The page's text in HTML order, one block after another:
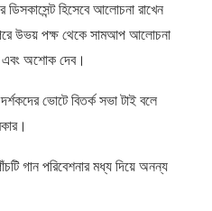
হিসেবে আলোচনা রাখেন
উভয় পক্ষ থেকে সামআপ আলোচনা
এবং অশোক দেব।
ভোটে বিতর্ক সভা টাই বলে
গান পরিবেশনার মধ্য দিয়ে অনন্য